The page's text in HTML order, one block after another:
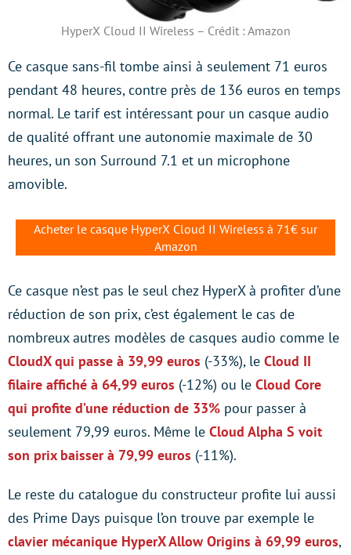
HyperX Cloud II Wireless – Crédit : Amazon
Ce casque sans-fil tombe ainsi à seulement 71 euros
pendant 48 heures, contre près de 136 euros en temps
normal. Le tarif est intéressant pour un casque audio
de qualité offrant une autonomie maximale de 30
heures, un son Surround 7.1 et un microphone
amovible.
Acheter le casque HyperX Cloud II Wireless à 71€ sur
Amazon
Ce casque n’est pas le seul chez HyperX à profiter d’une
réduction de son prix, c’est également le cas de
nombreux autres modèles de casques audio comme le
CloudXqui passe à 39,99 euros (-33%), le Cloud II
filaire affiché à 64,99 euros (-12%) ou le Cloud Core
qui profite d’une réduction de 33% pour passer à
seulement 79,99 euros. Même le Cloud Alpha S voit
son prix baisser à 79,99 euros (-11%).
Le reste du catalogue du constructeur profite lui aussi
des Prime Days puisque l’on trouve par exemple le
clavier mécanique HyperX Allow Origins à 69,99 euros,